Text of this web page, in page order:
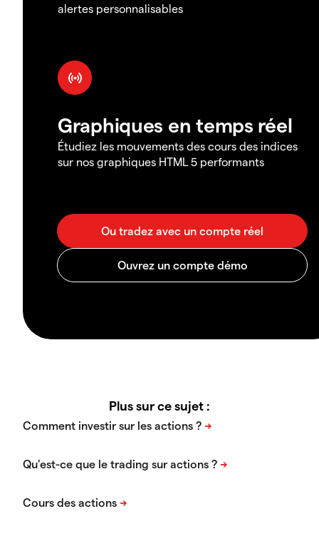
alertes personnalisables
Graphiques en temps réel
Étudiez les mouvements des cours des indices
sur nos graphiques HTML 5 performants
Plus sur ce sujet :